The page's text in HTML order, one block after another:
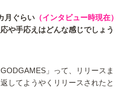
月ぐらい （インタビュー時現在）
や手応えはどんな感じでしょう
」って、リリースま
してようやくリリースされたと